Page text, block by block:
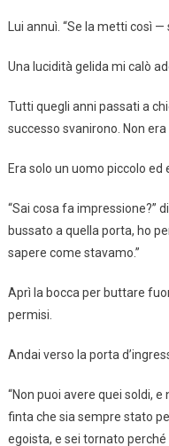
Lui annuì. “Se la metti così
Una lucidità gelida mi calò
Tutti quegli anni passati a
successo svanirono. Non
Era solo un uomo piccolo ed
“Sai cosa fa impressione?”
bussato a quella porta, ho
sapere come stavamo.”
Aprì la bocca per buttare
permisi.
Andai verso la porta
“Non puoi avere quei soldi,
finta che sia sempre stato
egoista, e sei tornato perché